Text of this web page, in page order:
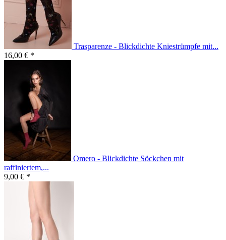
Trasparenze - Blickdichte Kniestrümpfe mit...
16,00 € *
Omero - Blickdichte Söckchen mit
raffiniertem,...
9,00 € *